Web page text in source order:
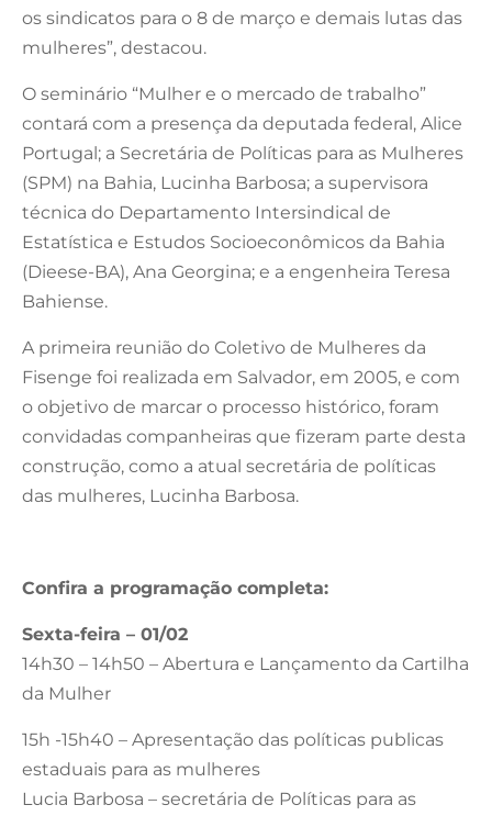
os sindicatos para o 8 de março e demais lutas das
mulheres”, destacou.
O seminário “Mulher e o mercado de trabalho”
contará com a presença da deputada federal, Alice
Portugal; a Secretária de Políticas para as Mulheres
(SPM) na Bahia, Lucinha Barbosa; a supervisora
técnica do Departamento Intersindical de
Estatística e Estudos Socioeconômicos da Bahia
(Dieese-BA), Ana Georgina; e a engenheira Teresa
Bahiense.
A primeira reunião do Coletivo de Mulheres da
Fisenge foi realizada em Salvador, em 2005, e com
o objetivo de marcar o processo histórico, foram
convidadas companheiras que fizeram parte desta
construção, como a atual secretária de políticas
das mulheres, Lucinha Barbosa.
Confira a programação completa:
Sexta-feira – 01/02
14h30 – 14h50 – Abertura e Lançamento da Cartilha
da Mulher
15h -15h40 – Apresentação das políticas publicas
estaduais para as mulheres
Lucia Barbosa – secretária de Políticas para as